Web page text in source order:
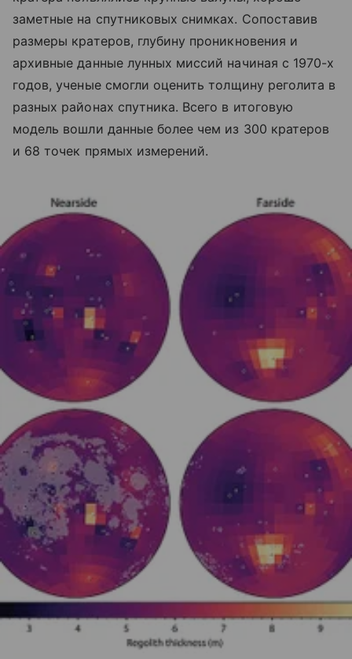
заметные на спутниковых снимках. Сопоставив
размеры кратеров, глубину проникновения и
архивные данные лунных миссий начиная с 1970-х
годов, ученые смогли оценить толщину реголита в
разных районах спутника. Всего в итоговую
модель вошли данные более чем из 300 кратеров
и 68 точек прямых измерений.